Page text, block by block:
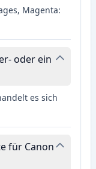
Magenta:
oder ein
es sich
für Canon